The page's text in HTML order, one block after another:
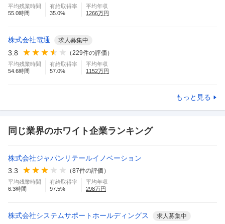
平均残業時間
55.0時間
有給取得率
35.0%
平均年収
1266万円
株式会社電通 求人募集中
3.8 （229件の評価）
平均残業時間
54.6時間
有給取得率
57.0%
平均年収
1152万円
もっと見る
同じ業界のホワイト企業ランキング
株式会社ジャパンリテールイノベーション
3.3
（87件の評価）
平均残業時間
6.3時間
有給取得率
97.5%
平均年収
298万円
株式会社システムサポートホールディングス 求人募集中